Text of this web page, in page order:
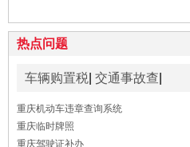
热点问题
车辆购置税 交通事故查
重庆机动车违章查询系统
重庆临时牌照
重庆驾驶证补办